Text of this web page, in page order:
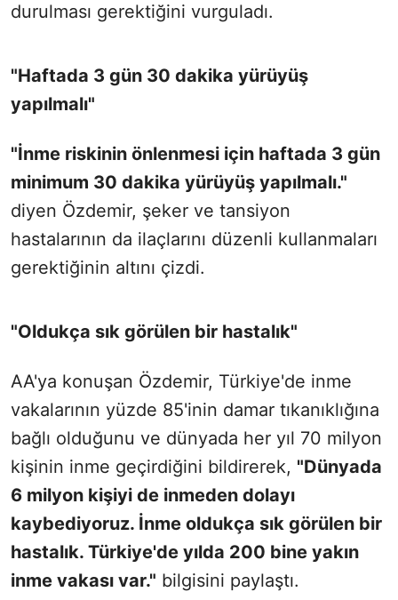
durulması gerektiğini vurguladı.
"Haftada 3 gün 30 dakika yürüyüş
yapılmalı"
"İnme riskinin önlenmesi için haftada 3 gün
minimum 30 dakika yürüyüş yapılmalı."
diyen Özdemir, şeker ve tansiyon
hastalarının da ilaçlarını düzenli kullanmaları
gerektiğinin altını çizdi.
"Oldukça sık görülen bir hastalık"
AA'ya konuşan Özdemir, Türkiye'de inme
vakalarının yüzde 85'inin damar tıkanıklığına
bağlı olduğunu ve dünyada her yıl 70 milyon
kişinin inme geçirdiğini bildirerek, "Dünyada
6 milyon kişiyi de inmeden dolayı
kaybediyoruz. İnme oldukça sık görülen bir
hastalık. Türkiye'de yılda 200 bine yakın
inme vakası var." bilgisini paylaştı.